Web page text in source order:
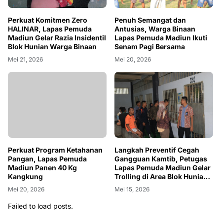
Perkuat Komitmen Zero
HALINAR, Lapas Pemuda
Madiun Gelar Razia Insidentil
Blok Hunian Warga Binaan
Mei 21, 2026
Penuh Semangat dan
Antusias, Warga Binaan
Lapas Pemuda Madiun Ikuti
Senam Pagi Bersama
Mei 20, 2026
Perkuat Program Ketahanan
Pangan, Lapas Pemuda
Madiun Panen 40 Kg
Kangkung
Mei 20, 2026
Langkah Preventif Cegah
Gangguan Kamtib, Petugas
Lapas Pemuda Madiun Gelar
Trolling di Area Blok Hunian
Warga Binaan
Mei 15, 2026
Failed to load posts.